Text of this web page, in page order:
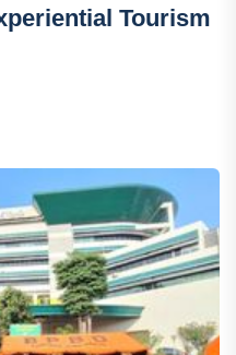
Tourism